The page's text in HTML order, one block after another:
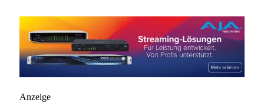
Anzeige